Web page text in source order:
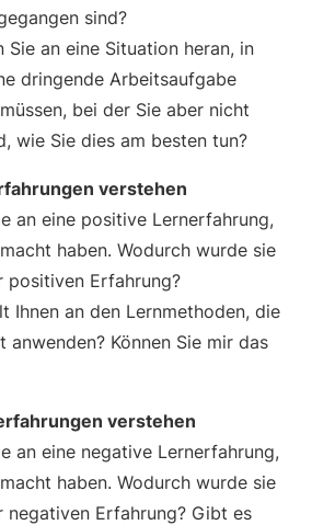
sind?
Sie an eine Situation heran, in
dringende Arbeitsaufgabe
bei der Sie aber nicht
wie Sie dies am besten tun?
verstehen
an eine positive Lernerfahrung,
haben. Wodurch wurde sie
positiven Erfahrung?
Ihnen an den Lernmethoden, die
anwenden? Können Sie mir das
verstehen
an eine negative Lernerfahrung,
haben. Wodurch wurde sie
negativen Erfahrung? Gibt es